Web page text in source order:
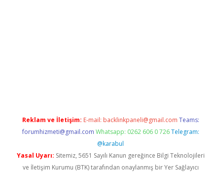
Reklam ve İletişim: E-mail: backlinkpaneli@gmail.com Teams:
forumhizmeti@gmail.com Whatsapp: 0262 606 0 726 Telegram:
@karabul
Yasal Uyarı: Sitemiz, 5651 Sayılı Kanun gereğince Bilgi Teknolojileri
ve İletişim Kurumu (BTK) tarafından onaylanmış bir Yer Sağlayıcı